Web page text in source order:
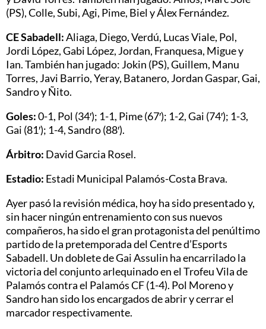
(PS), Colle, Subi, Agi, Pime, Biel y Álex Fernández.
CE Sabadell:Aliaga, Diego, Verdú, Lucas Viale, Pol,
Jordi López, Gabi López, Jordan, Franquesa, Migue y
Ian. También han jugado: Jokin (PS), Guillem, Manu
Torres, Javi Barrio, Yeray, Batanero, Jordan Gaspar, Gai,
Sandro y Ñito.
Goles:0-1, Pol (34′); 1-1, Pime (67′); 1-2, Gai (74′); 1-3,
Gai (81′); 1-4, Sandro (88′).
Árbitro: David Garcia Rosel.
Estadio: Estadi Municipal Palamós-Costa Brava.
Ayer pasó la revisión médica, hoy ha sido presentado y,
sin hacer ningún entrenamiento con sus nuevos
compañeros, ha sido el gran protagonista del penúltimo
partido de la pretemporada del Centre d’Esports
Sabadell. Un doblete de Gai Assulin ha encarrilado la
victoria del conjunto arlequinado en el Trofeu Vila de
Palamós contra el Palamós CF (1-4). Pol Moreno y
Sandro han sido los encargados de abrir y cerrar el
marcador respectivamente.